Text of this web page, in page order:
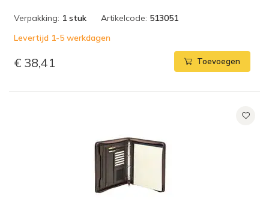
Verpakking: 1 stuk Artikelcode: 513051
Levertijd 1-5 werkdagen
€ 38,41 Toevoegen